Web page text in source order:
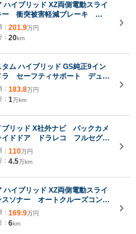
ハイブリッド XZ両側電動スライ
ー 衝突被害軽減ブレーキ
ナー アイドリングストップ
ッドアップディスプレイ シー
ドライト
201.9万円
： 20km
ム ハイブリッド GS純正9イン
セーフティサポート デュア
ポート2 誤発進抑制制御機
ポート 車線逸脱警報機能 車
プティブクルーズコントロール
183.8万円
： 1万km
ブリッド X社外ナビ バックカメ
イドドア ドラレコ フルセグ
SD レーンキープアシス
ィサポート コーナーセンサ
110万円
： 4.5万km
ハイブリッド XZ両側電動スライ
ソナー オートクルーズコント
ト 衝突被害軽減システム オ
ドランプ ヘッドライトウォッ
169.9万円
： 6km